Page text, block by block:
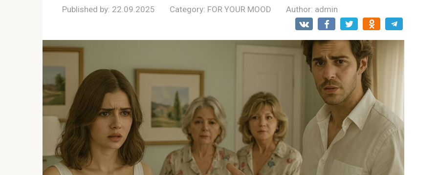
Published by: 22.09.2025 Category: FOR YOUR MOOD Author: admin